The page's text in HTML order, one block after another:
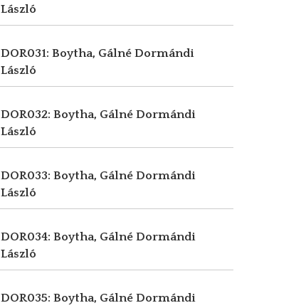
László
DOR031: Boytha, Gálné Dormándi
László
DOR032: Boytha, Gálné Dormándi
László
DOR033: Boytha, Gálné Dormándi
László
DOR034: Boytha, Gálné Dormándi
László
DOR035: Boytha, Gálné Dormándi